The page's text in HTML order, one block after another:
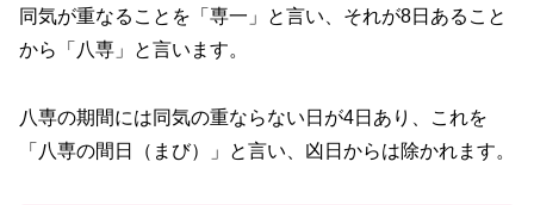
同気が重なることを「専一」と言い、それが8日あること
から「八専」と言います。
八専の期間には同気の重ならない日が4日あり、これを
「八専の間日（まび）」と言い、凶日からは除かれます。